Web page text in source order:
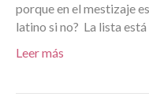
porque en el mestizaje
latino si no? La lista
Leer más